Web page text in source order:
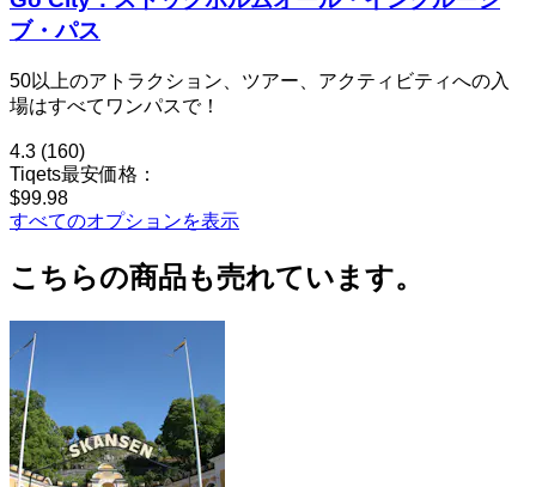
ブ・パス
50以上のアトラクション、ツアー、アクティビティへの入
場はすべてワンパスで！
4.3 (160)
Tiqets最安価格：
$99.98
すべてのオプションを表示
こちらの商品も売れています。